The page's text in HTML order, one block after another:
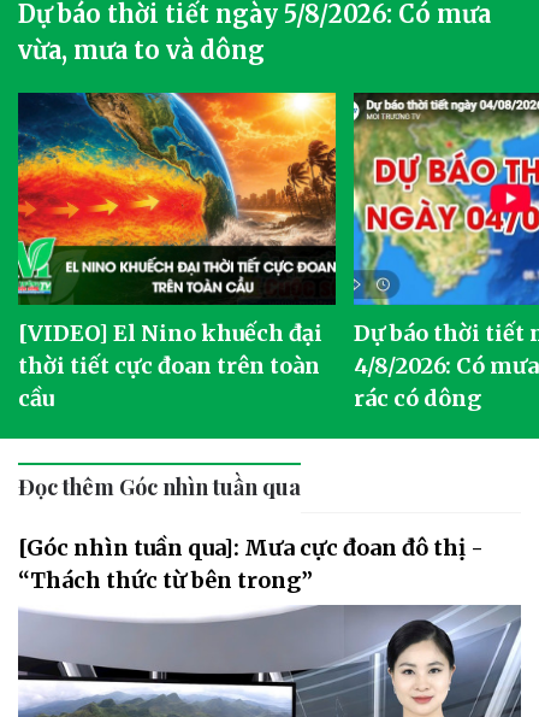
Dự báo thời tiết ngày 5/8/2026: Có mưa
vừa, mưa to và dông
[VIDEO] El Nino khuếch đại
thời tiết cực đoan trên toàn
cầu
Dự báo thời tiết
4/8/2026: Có
rác có dông
Đọc thêm Góc nhìn tuần qua
[Góc nhìn tuần qua]: Mưa cực đoan đô thị -
“Thách thức từ bên trong”